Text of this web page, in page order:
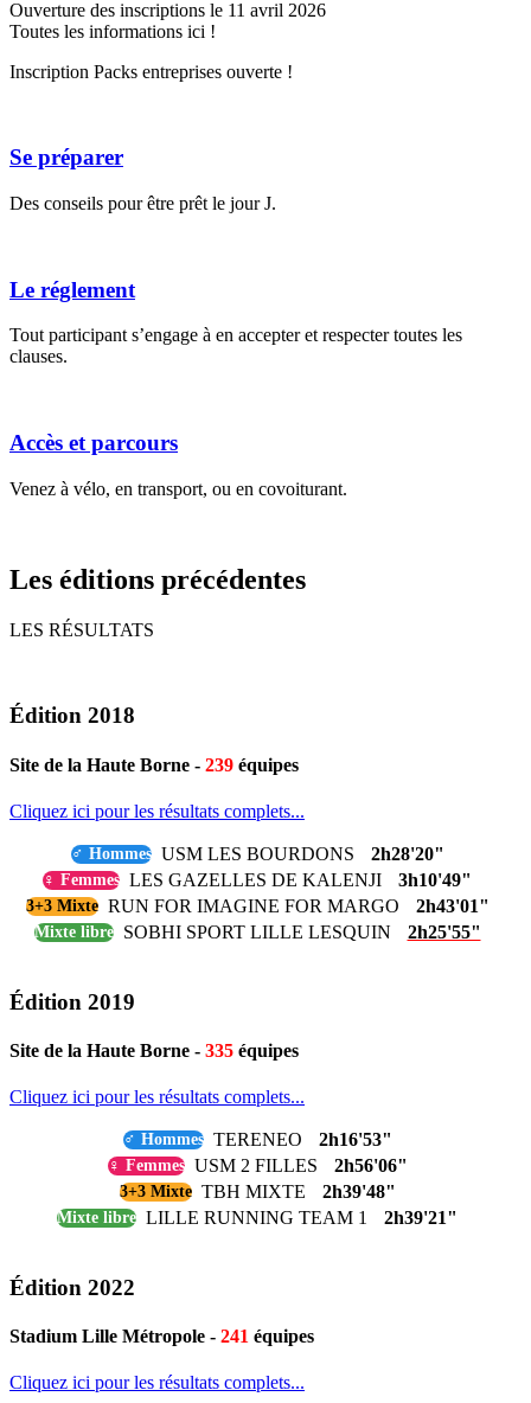
Ouverture des inscriptions le 11 avril 2026
Toutes les informations ici !
Inscription Packs entreprises ouverte !
Se préparer
Des conseils pour être prêt le jour J.
Le réglement
Tout participant s’engage à en accepter et respecter toutes les
clauses.
Accès et parcours
Venez à vélo, en transport, ou en covoiturant.
Les éditions précédentes
LES RÉSULTATS
Édition 2018
Site de la Haute Borne - 239 équipes
Cliquez ici pour les résultats complets...
♂ Hommes USM LES BOURDONS 2h28'20"
♀ Femmes LES GAZELLES DE KALENJI 3h10'49"
3+3 Mixte RUN FOR IMAGINE FOR MARGO 2h43'01"
Mixte libre SOBHI SPORT LILLE LESQUIN 2h25'55"
Édition 2019
Site de la Haute Borne - 335 équipes
Cliquez ici pour les résultats complets...
♂ Hommes TERENEO 2h16'53"
♀ Femmes USM 2 FILLES 2h56'06"
3+3 Mixte TBH MIXTE 2h39'48"
Mixte libre LILLE RUNNING TEAM 1 2h39'21"
Édition 2022
Stadium Lille Métropole - 241 équipes
Cliquez ici pour les résultats complets...